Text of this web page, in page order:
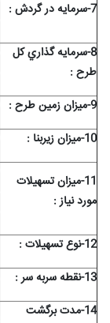
7-سرمايه در گردش :
8-سرمايه گذاري کل
طرح :
9-ميزان زمين طرح :
10-ميزان زیربنا :
11-ميزان تسهيلات
مورد نياز :
12-نوع تسهيلات :
13-نقطه سربه سر :
14-مدت برگشت